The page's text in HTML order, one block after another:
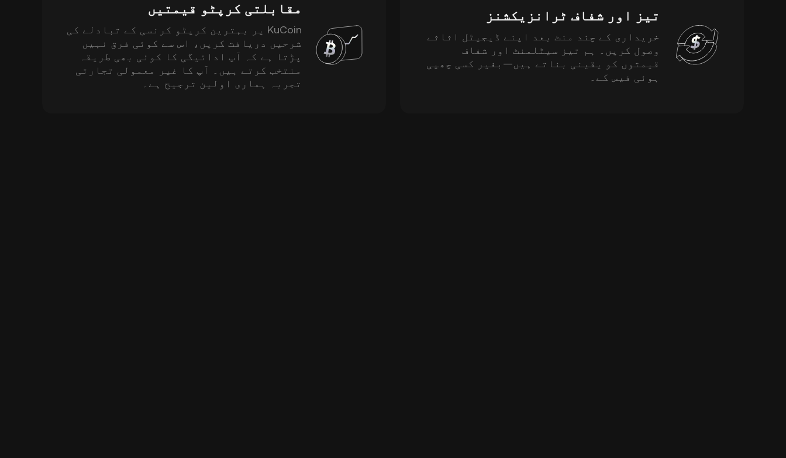
تیز اور شفاف ٹرانزیکشنز
خریداری کے چند منٹ بعد اپنے ڈیجیٹل اثاثے
وصول کریں۔ ہم تیز سیٹلمنٹ اور شفاف
قیمتوں کو یقینی بناتے ہیں—بغیر کسی چھپی
ہوئی فیس کے۔
مقابلتی کرپٹو قیمتیں
KuCoin پر بہترین کرپٹو کرنسی کے تبادلے کی
شرحیں دریافت کریں، اس سے کوئی فرق نہیں
پڑتا ہے کہ آپ ادائیگی کا کوئی بھی طریقہ
منتخب کرتے ہیں۔ آپ کا غیر معمولی تجارتی
تجربہ ہماری اولین ترجیح ہے۔